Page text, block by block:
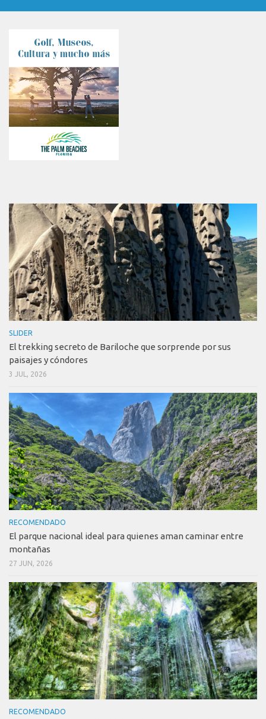
SLIDER
El trekking secreto de Bariloche que sorprende por sus
paisajes y cóndores
3 JUL, 2026
RECOMENDADO
El parque nacional ideal para quienes aman caminar entre
montañas
27 JUN, 2026
RECOMENDADO